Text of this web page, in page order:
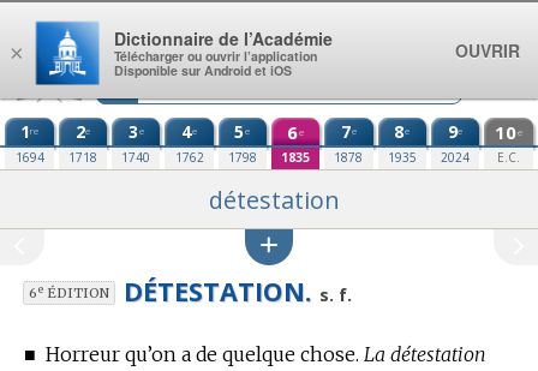
Aller au contenu
1re
1694
2e
1718
3e
1740
4e
1762
5e
1798
6e
1835
7e
1878
8e
1935
9e
2024
10e
E.C.
détestation
6eÉDITION DÉTESTATION. s. f.
■ Horreur qu’on a de quelque chose. La détestation
×
Dictionnaire de l’Académie
Télécharger ou ouvrir l’application
Disponible sur Android et iOS
OUVRIR